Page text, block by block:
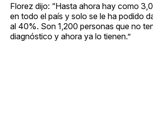
Florez dijo: “Hasta ahora hay como
en todo el país y solo se le ha podido
al 40%. Son 1,200 personas que no
diagnóstico y ahora ya lo tienen.”